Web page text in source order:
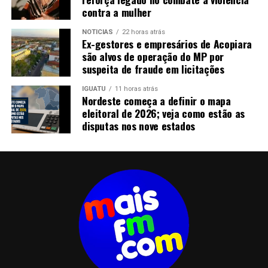
céu aberto exalando mau cheiro e mosquitos dominam
grande parte do local, incomodando os mesmos. Pedem
também que seja feito o roço que toma conta das
calçadas e rua de pedra tosca. Como é ruim viver no
bairro com este tipo de problemas. Torcemos para que a
melhoria chegue a estes moradores. O bairro recebe
recentemente melhorias com a pavimentação asfáltica
em algumas ruas.
*Silvani Soares é bancário e radialista
REMUNERAÇÕES SALÁRIOS
Orçamento prevê R$ 5,9 bi para o Ceará em 2013
Francisco I : o nome da mudança
contra a mulher
NOTICIAS 22 horas atrás
Ex-gestores e empresários de Acopiara
são alvos de operação do MP por
suspeita de fraude em licitações
IGUATU 11 horas atrás
Nordeste começa a definir o mapa
eleitoral de 2026; veja como estão as
disputas nos nove estados